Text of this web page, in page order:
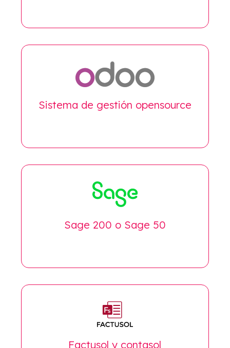
Sistema de gestión opensource
Sage 200 o Sage 50
Factusol y contasol